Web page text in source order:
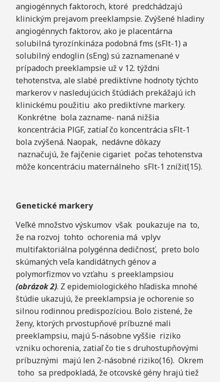
angiogénnych faktoroch, ktoré predchádzajú
klinickým prejavom preeklampsie. Zvýšené hladiny
angiogénnych faktorov, ako je placentárna
solubilná tyrozínkináza podobná fms (sFlt-1) a
solubilný endoglin (sEng) sú zaznamenané v
prípadoch preeklampsie už v 12. týždni
tehotenstva, ale slabé prediktívne hodnoty týchto
markerov v nasledujúcich štúdiách prekážajú ich
klinickému použitiu ako prediktívne markery.
Konkrétne bola zazname- naná nižšia
koncentrácia PlGF, zatiaľ čo koncentrácia sFlt-1
bola zvýšená. Naopak, nedávne dôkazy
naznačujú, že fajčenie cigariet počas tehotenstva
môže koncentráciu maternálneho sFlt-1 znížiť(15).
Genetické markery
Veľké množstvo výskumov však poukazuje na to,
že na rozvoj tohto ochorenia má vplyv
multifaktoriálna polygénna dedičnosť, preto bolo
skúmaných veľa kandidátnych génov a
polymorfizmov vo vzťahu s preeklampsiou
(obrázok 2). Z epidemiologického hľadiska mnohé
štúdie ukazujú, že preeklampsia je ochorenie so
silnou rodinnou predispozíciou. Bolo zistené, že
ženy, ktorých prvostupňové príbuzné mali
preeklampsiu, majú 5-násobne vyššie riziko
vzniku ochorenia, zatiaľ čo tie s druhostupňovými
príbuznými majú len 2-násobné riziko(16). Okrem
toho sa predpokladá, že otcovské gény hrajú tiež